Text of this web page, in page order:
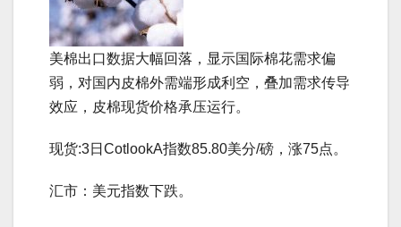
美棉出口数据大幅回落，显示国际棉花需求偏
弱，对国内皮棉外需端形成利空，叠加需求传导
效应，皮棉现货价格承压运行。
现货:3日CotlookA指数85.80美分/磅，涨75点。
汇市：美元指数下跌。